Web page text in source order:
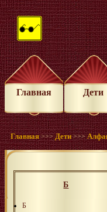
Главная Дети
Главная >>>Дети >>>
Б
Б